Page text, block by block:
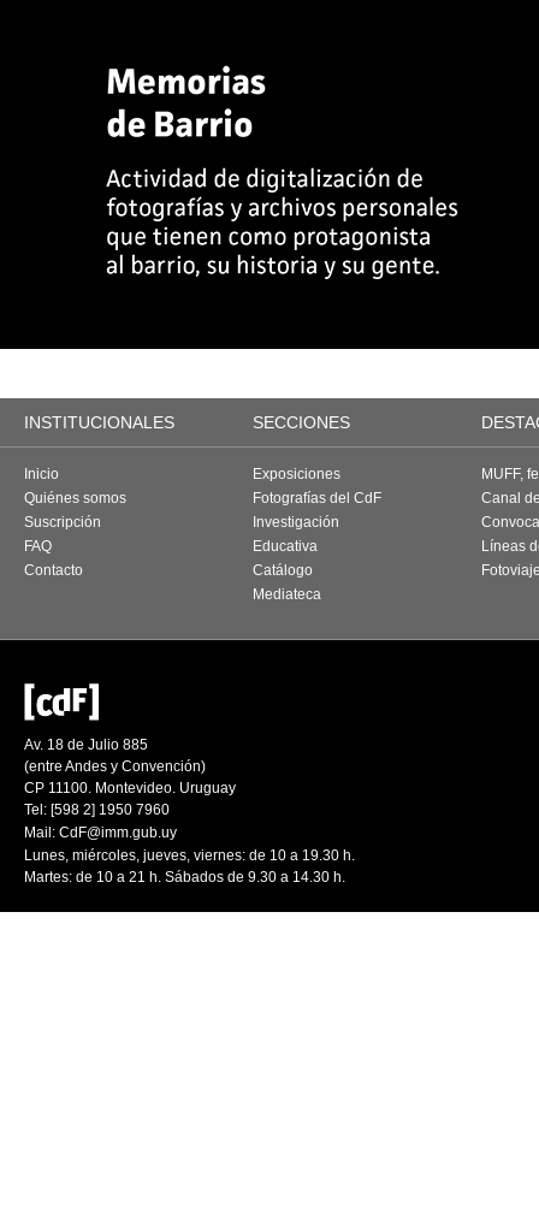
INSTITUCIONALES SECCIONES
Inicio
Quiénes somos
Suscripción
FAQ
Contacto
Exposiciones
Fotografías del CdF
Investigación
Educativa
Catálogo
Mediateca
MUFF,
Canal
Líneas
Av. 18 de Julio 885
(entre Andes y Convención)
CP 11100. Montevideo. Uruguay
Tel: [598 2] 1950 7960
Mail: CdF@imm.gub.uy
Lunes, miércoles, jueves, viernes: de 10 a 19.30 h.
Martes: de 10 a 21 h. Sábados de 9.30 a 14.30 h.